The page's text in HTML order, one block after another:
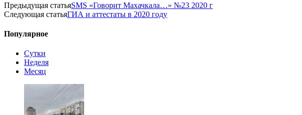
Предыдущая статьяSMS «Говорит Махачкала…» №23 2020 г
Следующая статьяГИА и аттестаты в 2020 году
Популярное
Сутки
Неделя
Месяц